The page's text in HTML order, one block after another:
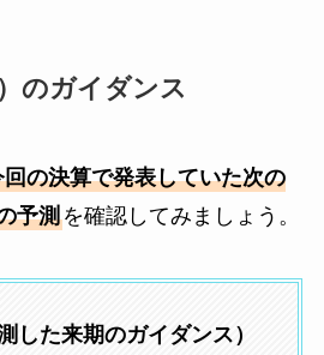
のガイダンス
の決算で発表していた次の
予測を確認してみましょう。
した来期のガイダンス）